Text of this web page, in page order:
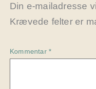
Din e-mailadresse
Krævede felter er
Kommentar *